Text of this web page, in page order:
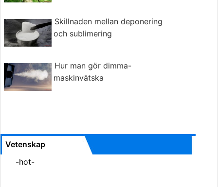
Skillnaden mellan deponering
och sublimering
Hur man gör dimma-
maskinvätska
Vetenskap
-hot-